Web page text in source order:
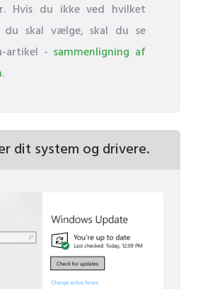
Hvis du ikke ved hvilket
du skal vælge, skal du se
artikel - sammenligning af
.
dit system og drivere.